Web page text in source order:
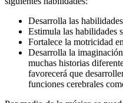
Desarrolla las
Estimula las habilidades
Fortalece la motricidad
Desarrolla la
muchas historias
favorecerá que
funciones cerebrales